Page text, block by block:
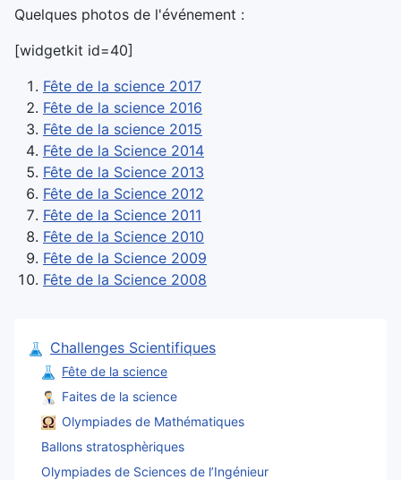
Quelques photos de l'événement :
[widgetkit id=40]
Fête de la science 2017
Fête de la science 2016
Fête de la science 2015
Fête de la Science 2014
Fête de la Science 2013
Fête de la Science 2012
Fête de la Science 2011
Fête de la Science 2010
Fête de la Science 2009
Fête de la Science 2008
Challenges Scientifiques
Fête de la science
Faites de la science
Olympiades de Mathématiques
Ballons stratosphèriques
Olympiades de Sciences de l’Ingénieur